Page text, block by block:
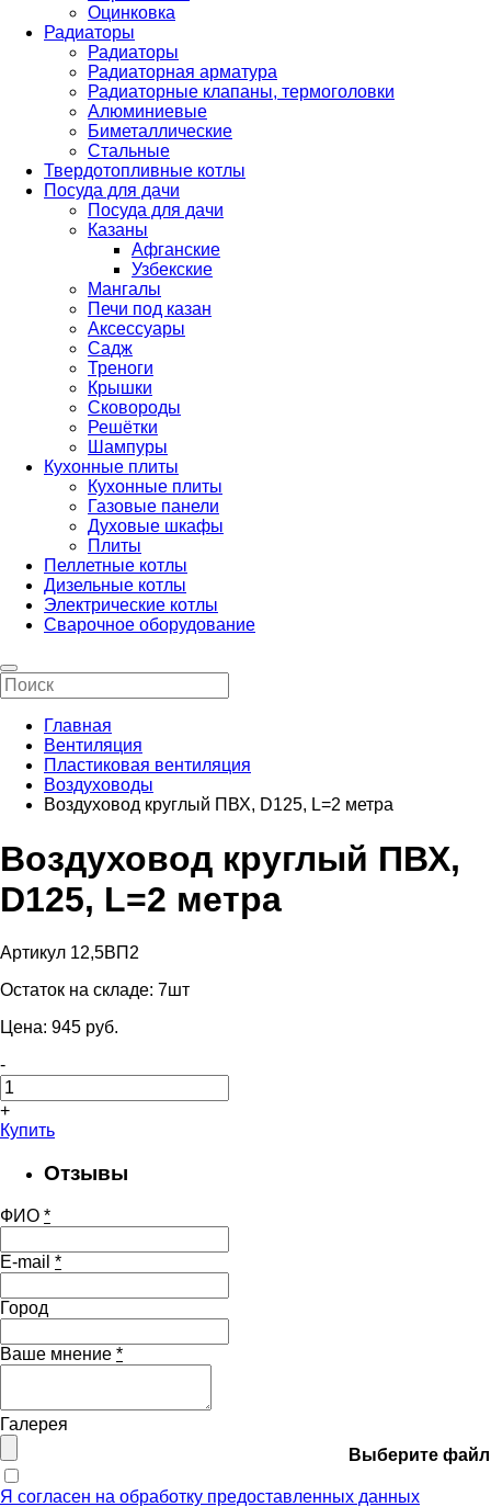
Оцинковка
Радиаторы
Радиаторы
Радиаторная арматура
Радиаторные клапаны, термоголовки
Алюминиевые
Биметаллические
Стальные
Твердотопливные котлы
Посуда для дачи
Посуда для дачи
Казаны
Афганские
Узбекские
Мангалы
Печи под казан
Аксессуары
Садж
Треноги
Крышки
Сковороды
Решётки
Шампуры
Кухонные плиты
Кухонные плиты
Газовые панели
Духовые шкафы
Плиты
Пеллетные котлы
Дизельные котлы
Электрические котлы
Сварочное оборудование
Главная
Вентиляция
Пластиковая вентиляция
Воздуховоды
Воздуховод круглый ПВХ, D125, L=2 метра
Воздуховод круглый ПВХ,
D125, L=2 метра
Артикул 12,5ВП2
Остаток на складе: 7шт
Цена: 945 pуб.
-
+
Купить
Отзывы
ФИО *
E-mail *
Город
Ваше мнение *
Галерея
Выберите файл
Я согласен на обработку предоставленных данных